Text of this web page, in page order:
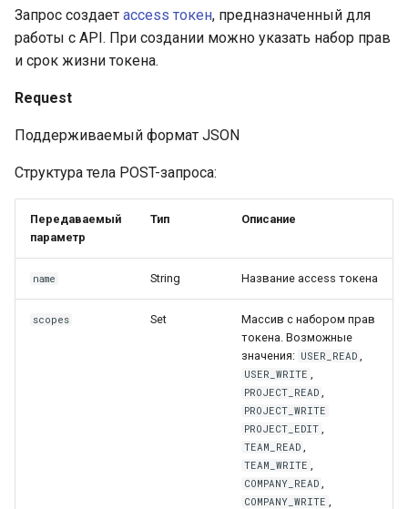
Запрос создает access токен, предназначенный для
работы с API. При создании можно указать набор прав
и срок жизни токена.
Request
Поддерживаемый формат JSON
Структура тела POST-запроса:
Передаваемый
параметр
Тип Описание
name String Название access токена
scopes Set
Массив с набором прав
токена. Возможные
значения: USER_READ ,
USER_WRITE ,
PROJECT_READ ,
PROJECT_WRITE
PROJECT_EDIT ,
TEAM_READ ,
TEAM_WRITE ,
COMPANY_READ ,
COMPANY_WRITE ,